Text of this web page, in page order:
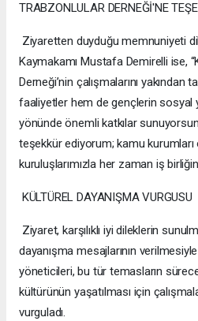
TRABZONLULAR DERNEĞİ'NE
Ziyaretten duyduğu memnuniyeti
Kaymakamı Mustafa Demirelli ise,
Derneği’nin çalışmalarını
faaliyetler hem de gençlerin sosyal
yönünde önemli katkılar
teşekkür ediyorum; kamu
kuruluşlarımızla her zaman iş
KÜLTÜREL DAYANIŞMA VURGUSU
Ziyaret, karşılıklı iyi dileklerin
dayanışma mesajlarının
yöneticileri, bu tür temasların
kültürünün yaşatılması için
vurguladı.